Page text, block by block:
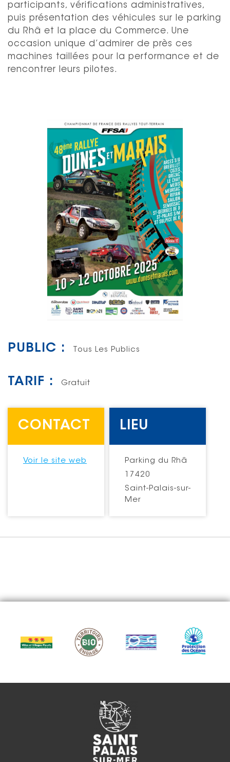
participants, vérifications administratives,
puis présentation des véhicules sur le parking
du Rhâ et la place du Commerce. Une
occasion unique d’admirer de près ces
machines taillées pour la performance et de
rencontrer leurs pilotes.
PUBLIC : Tous Les Publics
TARIF : Gratuit
CONTACT
Voir le site web
LIEU
Parking du Rhâ
17420
Saint-Palais-sur-
Mer